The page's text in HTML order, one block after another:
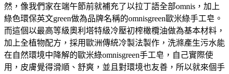
然，像我們家在端午節前就補充了以拉丁語全部omnis，加上
綠色環保英文green做為品牌名稱的omnisgreen歐米綠手工皂。
而這個以最高等級奧利塔特級冷壓初榨橄欖油做為基本材料，
加上全植物配方，採用歐洲傳統冷製法製作，洗滌產生污水能
在自然環境中降解的歐米綠omnisgreen手工皂，自己實際使
用，皮膚覺得滑順、舒爽，並且對環境也友善，所以就來個手